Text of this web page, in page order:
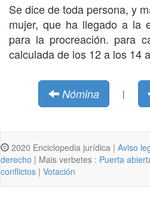
Se dice de toda persona, y
mujer, que ha llegado a la
para la procreación. para
calculada de los 12 a los 14
Nómina |
2020 Enciclopedia jurídica | Aviso
derecho | Mais verbetes : Puerta
conflictos | Votación